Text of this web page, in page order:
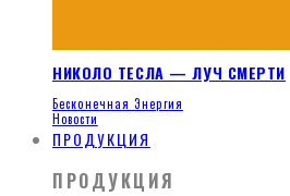
НИКОЛО ТЕСЛА — ЛУЧ СМЕРТИ
Бесконечная Энергия
Новости
ПРОДУКЦИЯ
ПРОДУКЦИЯ